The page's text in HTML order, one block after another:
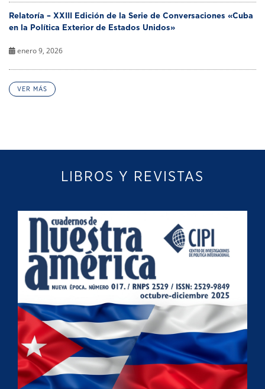
Relatoría – XXIII Edición de la Serie de Conversaciones «Cuba
en la Política Exterior de Estados Unidos»
enero 9, 2026
VER MÁS
LIBROS Y REVISTAS